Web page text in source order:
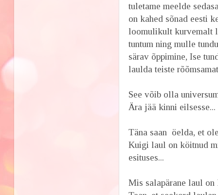
tuletame meelde
on kahed sõnad eesti
loomulikult kurvemalt
tuntum ning mulle
särav õppimine, Ise
laulda teiste
See võib olla
Ära jää kinni eilsesse...
Täna saan öelda, et
Kuigi laul on köitnud
esituses...
Mis salapärane laul